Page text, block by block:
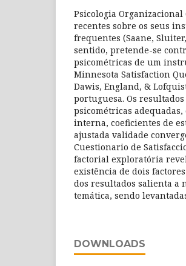
Psicologia Organizacional
recentes sobre os seus
frequentes (Saane,
sentido, pretende-se
psicométricas de um
Minnesota Satisfaction
Dawis, England, &
portuguesa. Os
psicométricas
interna, coeficientes de
ajustada validade
Cuestionario de
factorial exploratória
existência de dois
dos resultados salienta a
temática, sendo
DOWNLOADS